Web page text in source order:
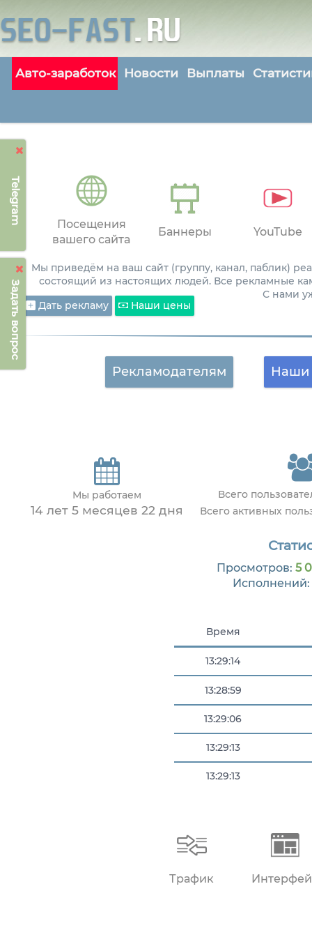
Telegram
Задать вопрос
Авто-заработок Новости Выплаты
Посещения
вашего сайта
Баннеры YouTube
Мы приведём на ваш сайт (группу, канал, паблик)
состоящий из настоящих людей. Все рекламные
С нами
Дать рекламу
Наши цены
Рекламодателям Наши
Мы работаем
14 лет 5 месяцев 22 дня
Всего
Всего активных
Просмотров: 5
Исполнений:
Время
13:29:14
13:28:59
13:29:06
13:29:13
13:29:13
Трафик